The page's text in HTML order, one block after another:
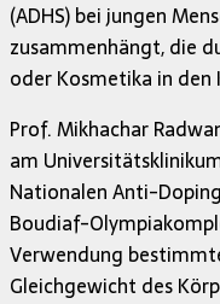
(ADHS) bei jungen
zusammenhängt, die
oder Kosmetika in den
Prof. Mikhachar
am
Nationalen Anti-
Boudiaf-
Verwendung
Gleichgewicht des